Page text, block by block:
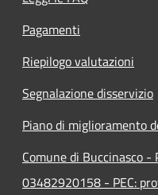
Pagamenti
Riepilogo valutazioni
Segnalazione disservizio
Piano di miglioramento
Comune di Buccinasco
03482920158 - PEC: